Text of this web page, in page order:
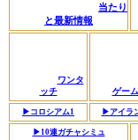
当たり
と最新情報
ワンタ
ッチ
ゲーム
▶︎コロシアム1 ▶︎アイラ
▶︎10連ガチャシミュ